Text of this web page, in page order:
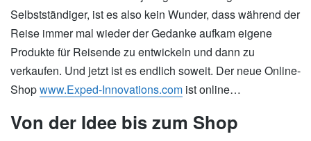
Selbstständiger, ist es also kein Wunder, dass während der
Reise immer mal wieder der Gedanke aufkam eigene
Produkte für Reisende zu entwickeln und dann zu
verkaufen. Und jetzt ist es endlich soweit. Der neue Online-
Shopwww.Exped-Innovations.com ist online…
Von der Idee bis zum Shop